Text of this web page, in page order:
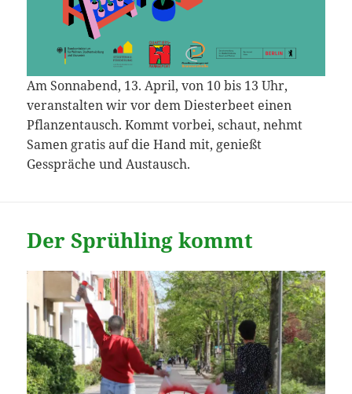
Am Sonnabend, 13. April, von 10 bis 13 Uhr,
veranstalten wir vor dem Diesterbeet einen
Pflanzentausch. Kommt vorbei, schaut, nehmt
Samen gratis auf die Hand mit, genießt
Gesspräche und Austausch.
Der Sprühling kommt